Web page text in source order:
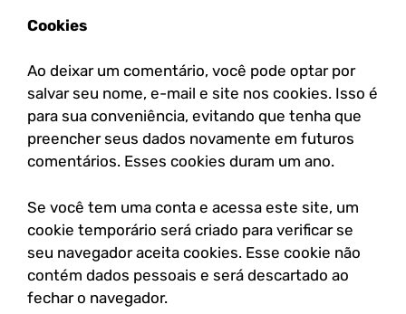
Cookies
Ao deixar um comentário, você pode optar por
salvar seu nome, e-mail e site nos cookies. Isso é
para sua conveniência, evitando que tenha que
preencher seus dados novamente em futuros
comentários. Esses cookies duram um ano.
Se você tem uma conta e acessa este site, um
cookie temporário será criado para verificar se
seu navegador aceita cookies. Esse cookie não
contém dados pessoais e será descartado ao
fechar o navegador.